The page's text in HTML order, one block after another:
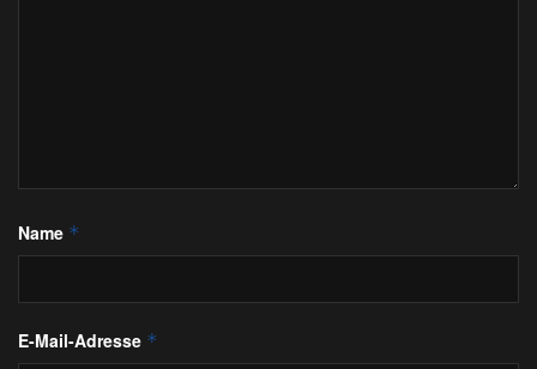
Name *
E-Mail-Adresse *